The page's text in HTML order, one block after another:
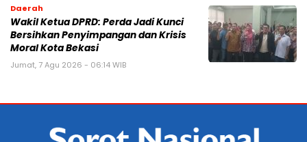
Daerah
Wakil Ketua DPRD: Perda Jadi Kunci
Bersihkan Penyimpangan dan Krisis
Moral Kota Bekasi
Jumat, 7 Agu 2026 - 06:14 WIB